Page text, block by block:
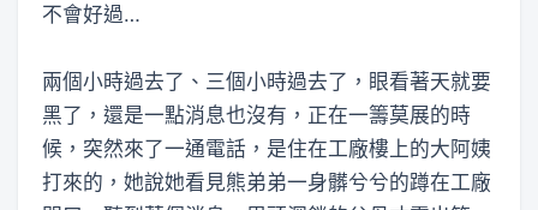
不會好過…
兩個小時過去了、三個小時過去了，眼看著天就要
黑了，還是一點消息也沒有，正在一籌莫展的時
候，突然來了一通電話，是住在工廠樓上的大阿姨
打來的，她說她看見熊弟弟一身髒兮兮的蹲在工廠